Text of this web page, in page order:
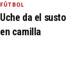
FÚTBOL
Uche da el
en camilla